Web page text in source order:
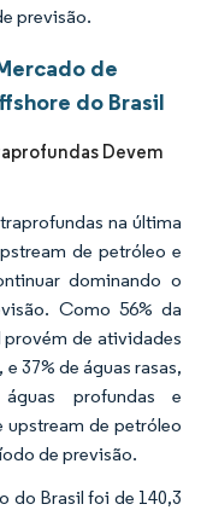
previsão.
de
do Brasil
Devem
na última
de petróleo e
dominando o
Como 56% da
de atividades
37% de águas rasas,
profundas e
de petróleo
de previsão.
do Brasil foi de 140,3